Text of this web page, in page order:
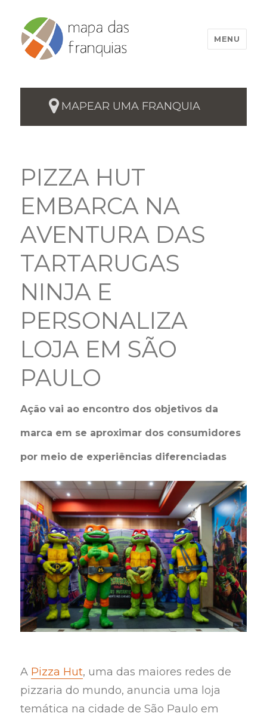
MENU
MAPEAR UMA FRANQUIA
PIZZA HUT
EMBARCA NA
AVENTURA DAS
TARTARUGAS
NINJA E
PERSONALIZA
LOJA EM SÃO
PAULO
Ação vai ao encontro dos objetivos da
marca em se aproximar dos consumidores
por meio de experiências diferenciadas
A Pizza Hut, uma das maiores redes de
pizzaria do mundo, anuncia uma loja
temática na cidade de São Paulo em